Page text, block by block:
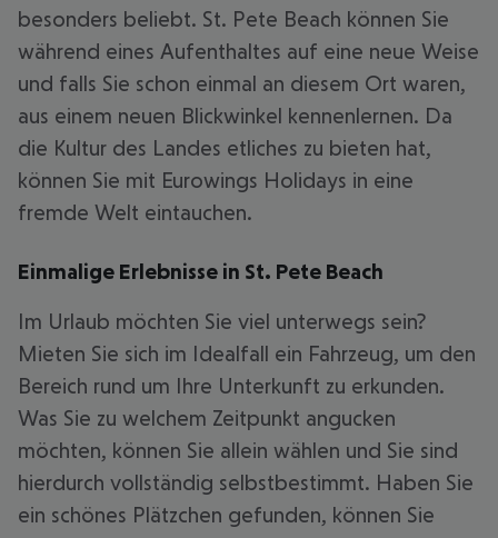
besonders beliebt. St. Pete Beach können Sie
während eines Aufenthaltes auf eine neue Weise
und falls Sie schon einmal an diesem Ort waren,
aus einem neuen Blickwinkel kennenlernen. Da
die Kultur des Landes etliches zu bieten hat,
können Sie mit Eurowings Holidays in eine
fremde Welt eintauchen.
Einmalige Erlebnisse in St. Pete Beach
Im Urlaub möchten Sie viel unterwegs sein?
Mieten Sie sich im Idealfall ein Fahrzeug, um den
Bereich rund um Ihre Unterkunft zu erkunden.
Was Sie zu welchem Zeitpunkt angucken
möchten, können Sie allein wählen und Sie sind
hierdurch vollständig selbstbestimmt. Haben Sie
ein schönes Plätzchen gefunden, können Sie